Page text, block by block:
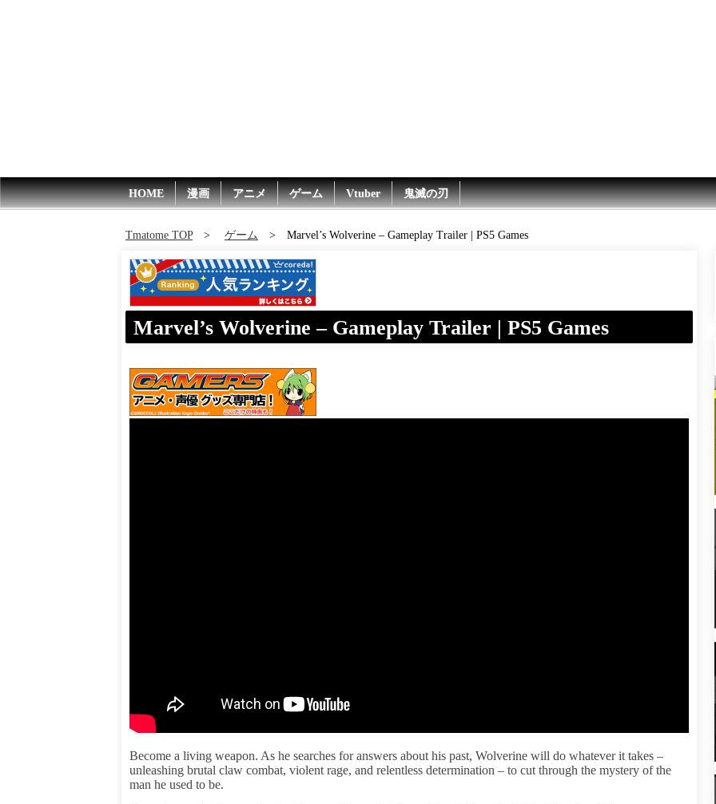
HOME 漫画 アニメ ゲーム Vtuber 鬼滅の刃
Tmatome TOP ゲーム Marvel’s Wolverine – Gameplay Trailer | PS5 Games
Marvel’s Wolverine – Gameplay Trailer | PS5 Games
Become a living weapon. As he searches for answers about his past, Wolverine will do whatever it takes –
unleashing brutal claw combat, violent rage, and relentless determination – to cut through the mystery of the
man he used to be.